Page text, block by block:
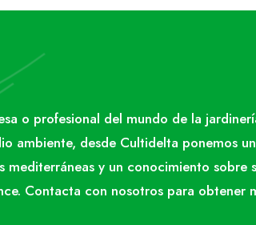
o profesional del mundo de la
ambiente, desde Cultidelta ponemos un
mediterráneas y un conocimiento sobre
Contacta con nosotros para obtener